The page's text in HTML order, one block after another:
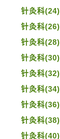
针灸科(24)
针灸科(26)
针灸科(28)
针灸科(30)
针灸科(32)
针灸科(34)
针灸科(36)
针灸科(38)
针灸科(40)